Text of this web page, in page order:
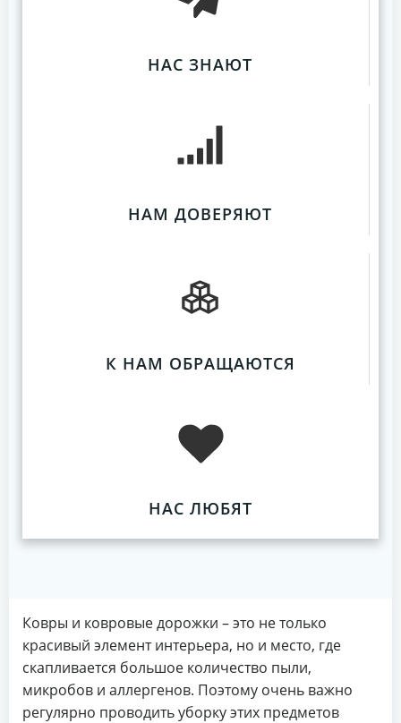
НАС ЗНАЮТ
НАМ ДОВЕРЯЮТ
К НАМ ОБРАЩАЮТСЯ
НАС ЛЮБЯТ
Ковры и ковровые дорожки – это не только
красивый элемент интерьера, но и место, где
скапливается большое количество пыли,
микробов и аллергенов. Поэтому очень важно
регулярно проводить уборку этих предметов